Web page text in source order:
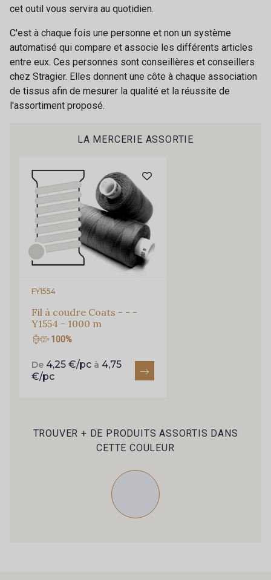
Framboise
63-62 - Nude-Corail 59-22 - Taupe-Ecru
68-65 - Coquelicot-Flamme 57-79 - Emeraude-Jade
47-46 - Encre-Violine
NOUVEAU
78-42 - Rose Clair-Oeillet
cet outil vous servira au quotidien.
C'est à chaque fois une personne et non un système
automatisé qui compare et associe les différents articles
entre eux. Ces personnes sont conseillères et conseillers
chez Stragier. Elles donnent une côte à chaque association
de tissus afin de mesurer la qualité et la réussite de
l'assortiment proposé.
LA MERCERIE ASSORTIE
FY1554
Fil à coudre Coats - - -
Y1554 - 1000 m
100%
De 4,25 €/pc à 4,75
€/pc
TROUVER + DE PRODUITS ASSORTIS DANS
CETTE COULEUR
Cadeau : 10% offerts sur votre
Vous aimez les beaux tissus ?
Recevez chaque semaine un clin d’œil rempli de
nouveautés, d’inspirations et de promotions.
Je m'abonne à la newsletter